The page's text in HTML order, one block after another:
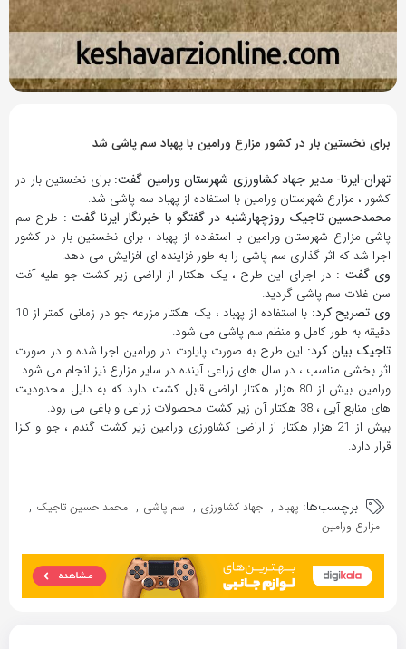
برای نخستین بار در کشور مزارع ورامین با پهباد سم پاشی شد
تهران-ایرنا- مدیر جهاد کشاورزی شهرستان ورامین گفت: برای نخستین بار در
کشور ، مزارع شهرستان ورامین با استفاده از پهباد سم پاشی شد.
محمدحسین تاجیک روزچهارشنبه در گفتگو با خبرنگار ایرنا گفت : طرح سم
پاشی مزارع شهرستان ورامین با استفاده از پهباد ، برای نخستین بار در کشور
اجرا شد که اثر گذاری سم پاشی را به طور فزاینده ای افزایش می دهد.
وی گفت : در اجرای این طرح ، یک هکتار از اراضی زیر کشت جو علیه آفت
سن غلات سم پاشی گردید.
وی تصریح کرد:
با استفاده از پهباد ، یک هکتار مزرعه جو در زمانی کمتر از 10
دقیقه به طور کامل و منظم سم پاشی می شود.
تاجیک بیان کرد: این طرح به صورت پایلوت در ورامین اجرا شده و در صورت
اثر بخشی مناسب ، در سال های زراعی آینده در سایر مزارع نیز انجام می شود.
ورامین بیش از 80 هزار هکتار اراضی قابل کشت دارد که به دلیل محدودیت
های منابع آبی ، 38 هکتار آن زیر کشت محصولات زراعی و باغی می رود.
بیش از 21 هزار هکتار از اراضی کشاورزی ورامین زیر کشت گندم ، جو و کلزا
قرار دارد.
برچسب‌ها: پهباد , جهاد کشاورزی , سم پاشی , محمد حسین تاجیک ,
مزارع ورامین